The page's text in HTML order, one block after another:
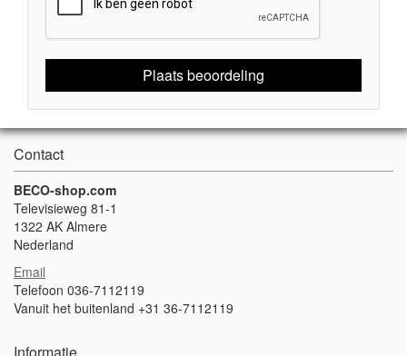
Plaats beoordeling
Contact
BECO-shop.com
Televisieweg 81-1
1322 AK Almere
Nederland
Email
Telefoon 036-7112119
Vanuit het buitenland +31 36-7112119